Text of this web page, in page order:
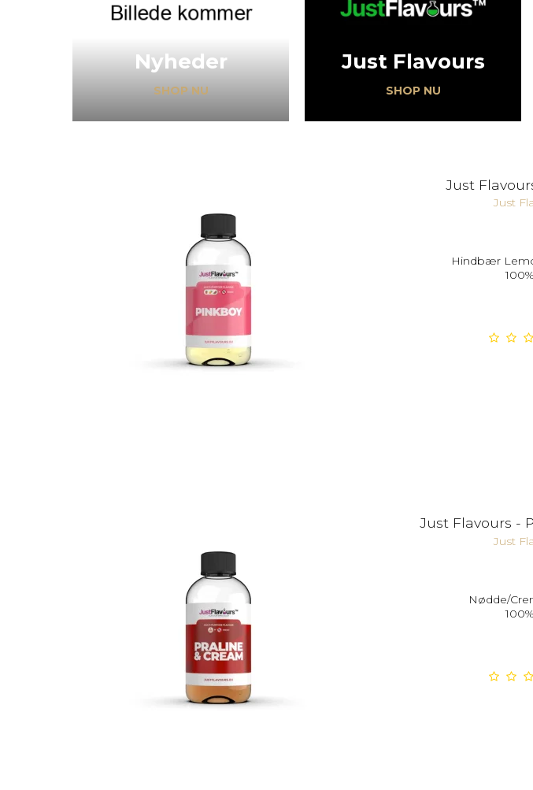
Nyheder
SHOP NU
Just Flavours
SHOP NU
Just
Just
Hindbær
Just Flavours -
Just
Nødde/